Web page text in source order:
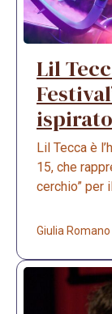
Lil
ispirato
Lil Tecca è
15, che
cerchio” per
Giulia Romano